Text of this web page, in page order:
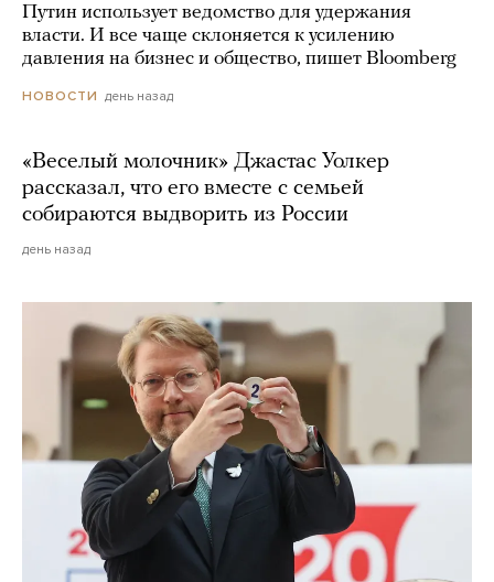
Путин использует ведомство для удержания
власти. И все чаще склоняется к усилению
давления на бизнес и общество, пишет Bloomberg
НОВОСТИ день назад
«Веселый молочник» Джастас Уолкер
рассказал, что его вместе с семьей
собираются выдворить из России
день назад